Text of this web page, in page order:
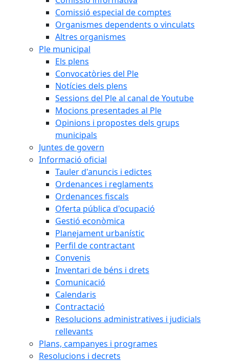
Comissió especial de comptes
Organismes dependents o vinculats
Altres organismes
Ple municipal
Els plens
Convocatòries del Ple
Notícies dels plens
Sessions del Ple al canal de Youtube
Mocions presentades al Ple
Opinions i propostes dels grups
municipals
Juntes de govern
Informació oficial
Tauler d'anuncis i edictes
Ordenances i reglaments
Ordenances fiscals
Oferta pública d'ocupació
Gestió econòmica
Planejament urbanístic
Perfil de contractant
Convenis
Inventari de béns i drets
Comunicació
Calendaris
Contractació
Resolucions administratives i judicials
rellevants
Plans, campanyes i programes
Resolucions i decrets